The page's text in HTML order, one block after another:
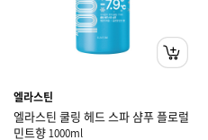
엘라스틴
엘라스틴 쿨링 헤드 스파 샴푸 플로럴
민트향 1000ml